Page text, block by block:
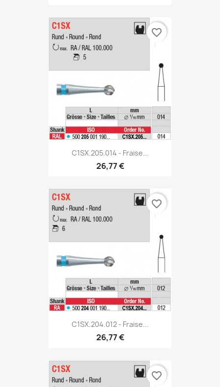
C1SX.205.014 - Fraise...
26,77 €
favorite_border
C1SX.204.012 - Fraise...
26,77 €
favorite_border
favorite_border